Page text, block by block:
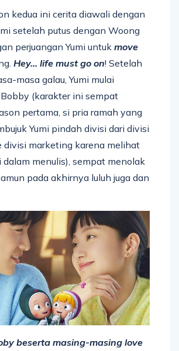
kedua ini cerita diawali dengan
setelah putus dengan Woong
perjuangan Yumi untuk move
Hey… life must go on! Setelah
masa galau, Yumi mulai
(karakter ini sempat
pertama, si pria ramah yang
Yumi pindah divisi dari divisi
divisi marketing karena melihat
dalam menulis), sempat menolak
pada akhirnya luluh juga dan
beserta masing-masing love